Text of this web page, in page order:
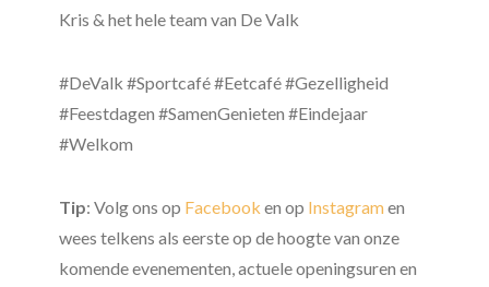
Kris & het hele team van De Valk
#DeValk #Sportcafé #Eetcafé #Gezelligheid
#Feestdagen #SamenGenieten #Eindejaar
#Welkom
Tip: Volg ons op Facebook en op Instagramen
wees telkens als eerste op de hoogte van onze
komende evenementen, actuele openingsuren en